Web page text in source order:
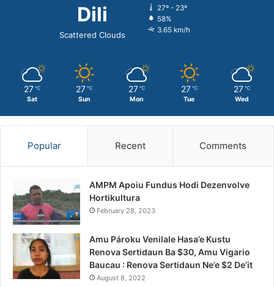
Dili
Scattered Clouds
27º - 23º
58%
3.65 km/h
27 ℃
Sat
27 ℃
Sun
27 ℃
Mon
27 ℃
Tue
27 ℃
Wed
Popular Recent Comments
AMPM Apoiu Fundus Hodi Dezenvolve
Hortikultura
February 28, 2023
Amu Pároku Venilale Hasa’e Kustu
Renova Sertidaun Ba $30, Amu Vigario
Baucau : Renova Sertidaun Ne’e $2 De’it
August 8, 2022